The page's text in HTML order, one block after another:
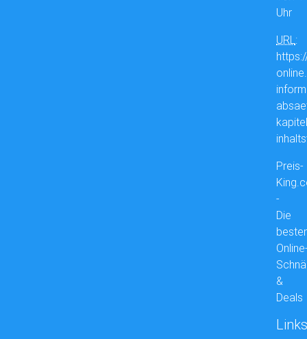
Uhr
URL:
Preis-
-
Die
&
Deals
Links